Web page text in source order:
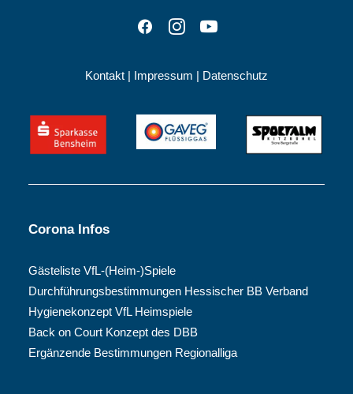
Kontakt | Impressum | Datenschutz
Corona Infos
Gästeliste VfL-(Heim-)Spiele
Durchführungsbestimmungen Hessischer BB Verband
Hygienekonzept VfL Heimspiele
Back on Court Konzept des DBB
Ergänzende Bestimmungen Regionalliga